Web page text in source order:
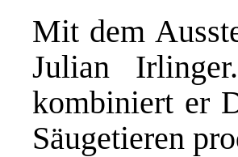
Mit dem
Julian
kombiniert er
Säugetieren